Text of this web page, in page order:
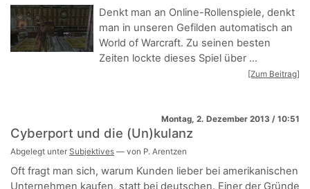
Denkt man an Online-Rollenspiele, denkt
man in unseren Gefilden automatisch an
World of Warcraft. Zu seinen besten
Zeiten lockte dieses Spiel über ...
[Zum Beitrag]
Montag, 2. Dezember 2013 / 10:51
Cyberport und die (Un)kulanz
Abgelegt unter Subjektives — von P. Arentzen
Oft fragt man sich, warum Kunden lieber bei amerikanischen
Unternehmen kaufen, statt bei deutschen. Einer der Gründe